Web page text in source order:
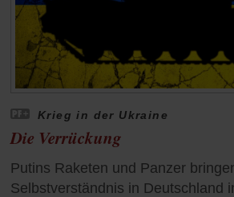
Krieg in der Ukraine
Die Verrückung
Putins Raketen und Panzer
Selbstverständnis in Deutschland